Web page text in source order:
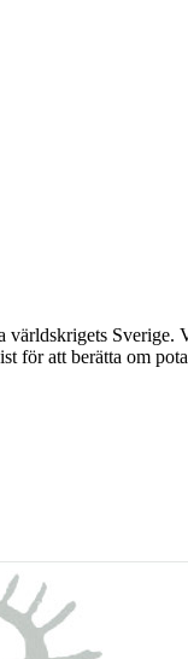
Sverige.
att berätta om